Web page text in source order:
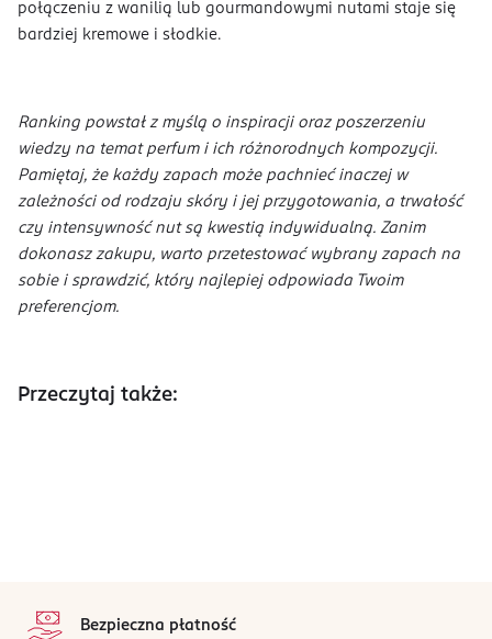
połączeniu z wanilią lub gourmandowymi nutami staje się
bardziej kremowe i słodkie.
Ranking powstał z myślą o inspiracji oraz poszerzeniu
wiedzy na temat perfum i ich różnorodnych kompozycji.
Pamiętaj, że każdy zapach może pachnieć inaczej w
zależności od rodzaju skóry i jej przygotowania, a trwałość
czy intensywność nut są kwestią indywidualną. Zanim
dokonasz zakupu, warto przetestować wybrany zapach na
sobie i sprawdzić, który najlepiej odpowiada Twoim
preferencjom.
Przeczytaj także:
Bezpieczna płatność